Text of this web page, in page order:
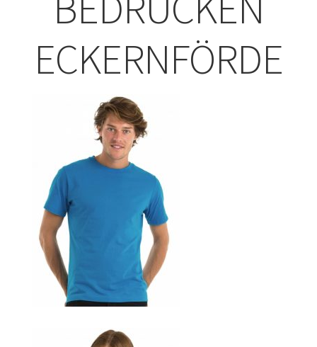
ABISHIRTS BEDRUCKEN Leonberg
ABISHIRTS BEDRUCKEN STUTTGART
ABISHIRTS BEDRUCKEN TÜBINGEN
Affenpinscher T-Shirts Kaufen selber gestalten und
Afghanischer Windhund T-Shirts Kaufen selber gestalten
und bedrucken
Afrika T Shirts Kaufen – Motive selber gestalten und
bedrucken
Akbash Hunde T-Shirts Kaufen selber gestalten und
ECKERNFÖRDE